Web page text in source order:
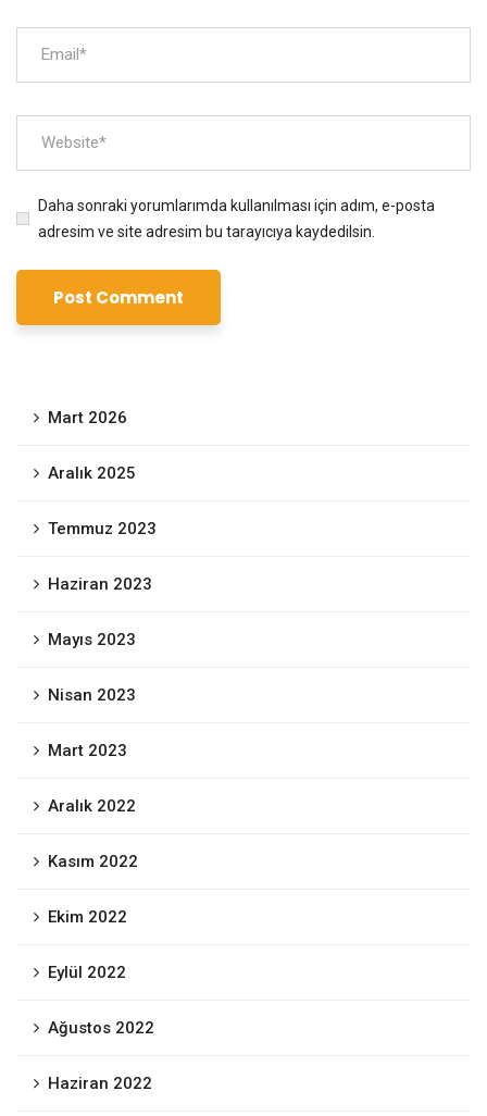
Daha sonraki yorumlarımda kullanılması için adım, e-posta
adresim ve site adresim bu tarayıcıya kaydedilsin.
Mart 2026
Aralık 2025
Temmuz 2023
Haziran 2023
Mayıs 2023
Nisan 2023
Mart 2023
Aralık 2022
Kasım 2022
Ekim 2022
Eylül 2022
Ağustos 2022
Haziran 2022